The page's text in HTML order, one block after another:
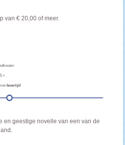
van € 20,00 of meer.
levertijd
en geestige novelle van een van de